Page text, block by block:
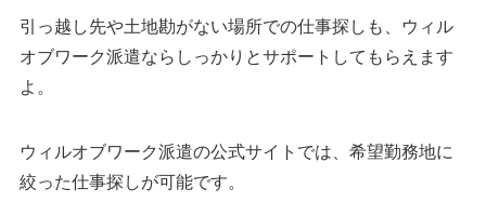
引っ越し先や土地勘がない場所での仕事探しも、ウィル
オブワーク派遣ならしっかりとサポートしてもらえます
よ。
ウィルオブワーク派遣の公式サイトでは、希望勤務地に
絞った仕事探しが可能です。